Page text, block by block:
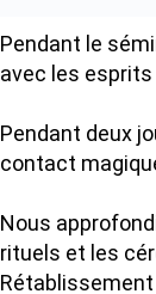
Pendant le
avec les esprits
Pendant deux
contact
Nous
rituels et les